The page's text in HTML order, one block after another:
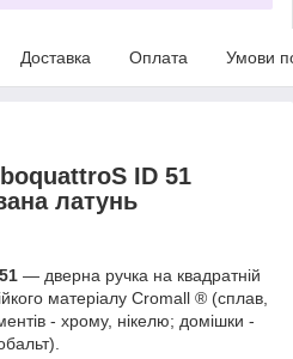
Доставка Оплата Умови
ID 51
латунь
— дверна ручка на квадратній
матеріалу Cromall ® (сплав,
- хрому, нікелю; домішки -